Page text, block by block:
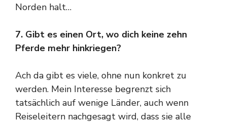
Norden halt…
7. Gibt es einen Ort, wo dich keine zehn
Pferde mehr hinkriegen?
Ach da gibt es viele, ohne nun konkret zu
werden. Mein Interesse begrenzt sich
tatsächlich auf wenige Länder, auch wenn
Reiseleitern nachgesagt wird, dass sie alle